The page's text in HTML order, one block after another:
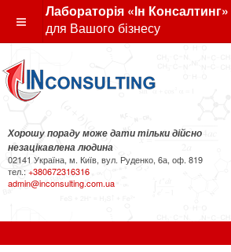
Лабораторія «Ін Консалтинг»
для Вашого бізнесу
Хорошу пораду може дати тільки дійсно
незацікавлена людина
02141 Україна, м. Київ, вул. Руденко, 6а, оф. 819
тел.: +380672316316
admin@inconsulting.com.ua